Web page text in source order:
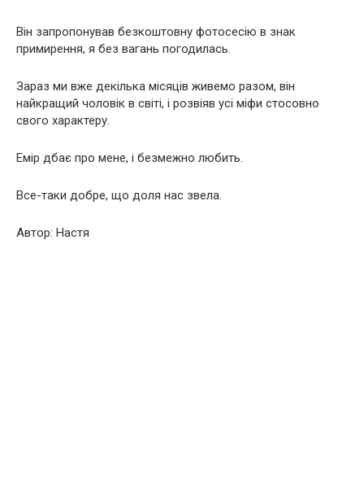
Він запропонував безкоштовну фотосесію в знак
примирення, я без вагань погодилась.
Зараз ми вже декілька місяців живемо разом, він
найкращий чоловік в світі, і розвіяв усі міфи стосовно
свого характеру.
Емір дбає про мене, і безмежно любить.
Все-таки добре, що доля нас звела.
Автор: Настя